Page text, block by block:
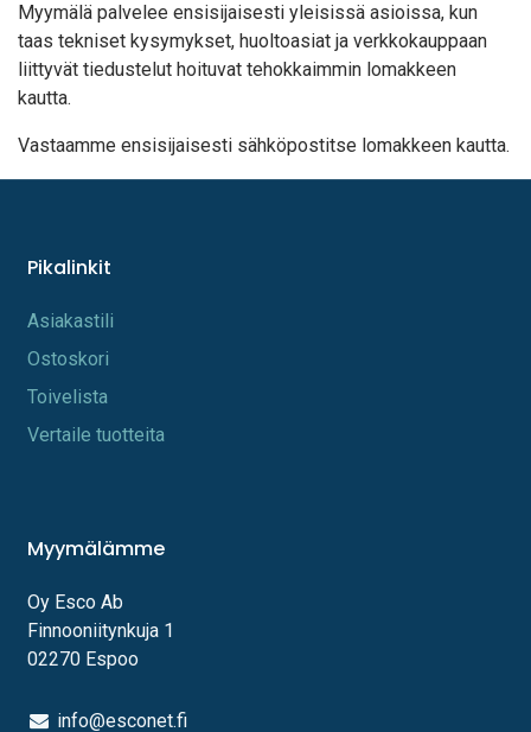
Myymälä palvelee ensisijaisesti yleisissä asioissa, kun
taas tekniset kysymykset, huoltoasiat ja verkkokauppaan
liittyvät tiedustelut hoituvat tehokkaimmin lomakkeen
kautta.
Vastaamme ensisijaisesti sähköpostitse lomakkeen kautta.
Pikalinkit
A​s​iakastili
Os​toskori
Toi​velista
Vertaile tuotteita
Myymälämme
Oy Esco Ab
Finnooniitynkuja 1
02270 Espoo
info@esconet.fi